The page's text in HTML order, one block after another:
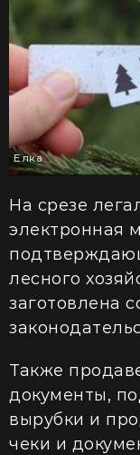
Елка
На срезе
электронная
лесного
заготовлена
Также
документы,
вырубки и
чеки и